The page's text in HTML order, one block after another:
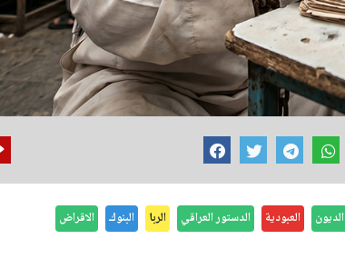
الديون العبودية الدستور العراقي الربا البنوك الاقراض